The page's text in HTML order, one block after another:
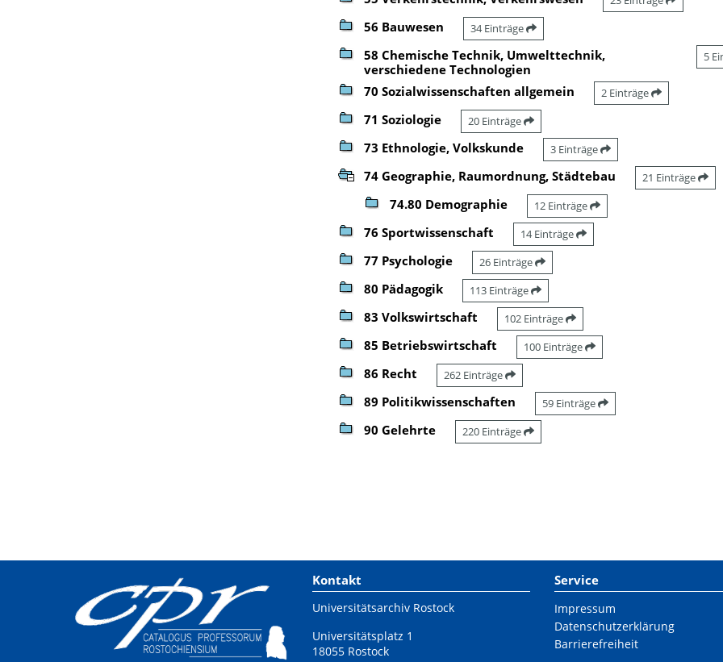
56 Bauwesen 34 Einträge
58 Chemische Technik, Umwelttechnik,
verschiedene Technologien
5
70 Sozialwissenschaften allgemein 2 Einträge
71 Soziologie 20 Einträge
73 Ethnologie, Volkskunde 3 Einträge
74 Geographie, Raumordnung, Städtebau 21 Einträge
74.80 Demographie 12 Einträge
76 Sportwissenschaft 14 Einträge
77 Psychologie 26 Einträge
80 Pädagogik 113 Einträge
83 Volkswirtschaft 102 Einträge
85 Betriebswirtschaft 100 Einträge
86 Recht 262 Einträge
89 Politikwissenschaften 59 Einträge
90 Gelehrte 220 Einträge
Kontakt
Universitätsarchiv Rostock
Universitätsplatz 1
18055 Rostock
Service
Impressum
Datenschutzerklärung
Barrierefreiheit